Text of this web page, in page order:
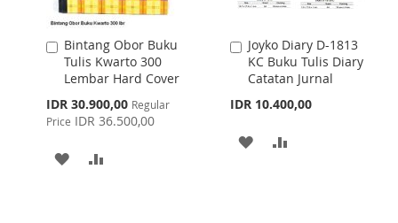
Bintang Obor Buku
Tulis Kwarto 300
Lembar Hard Cover
Special
Price
IDR 30.900,00 Regular
Price IDR 36.500,00
Add
to
Cart
ADD
Joyko Diary D-1813
KC Buku Tulis Diary
Catatan Jurnal
IDR 10.400,00
Add
to
Cart
ADD